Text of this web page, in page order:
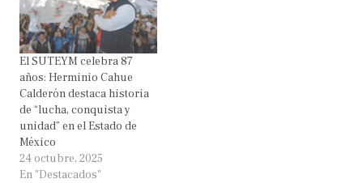
El SUTEYM celebra 87
años: Herminio Cahue
Calderón destaca historia
de “lucha, conquista y
unidad” en el Estado de
México
24 octubre, 2025
En "Destacados"